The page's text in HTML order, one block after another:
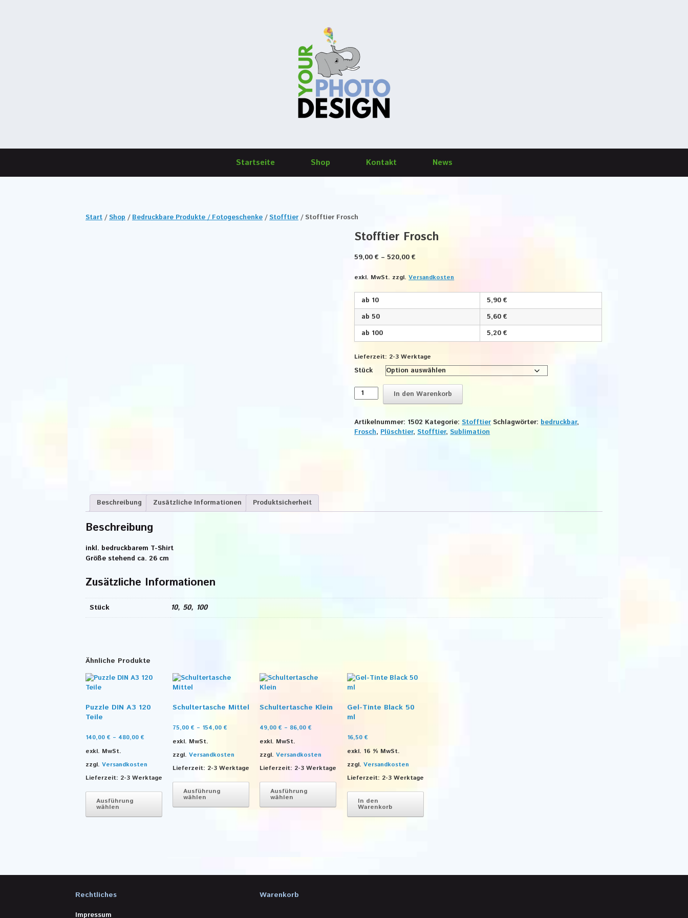
Startseite Shop Kontakt News
Start /Shop /Bedruckbare Produkte / Fotogeschenke /Stofftier / Stofftier Frosch
Stofftier Frosch
59,00€ –520,00€
exkl. MwSt. zzgl.Versandkosten
ab 10
5,90 €
ab 50
5,60 €
ab 100
5,20 €
Lieferzeit: 2-3 Werktage
Stück
Stofftier
Frosch
In den Warenkorb
Artikelnummer: 1502 Kategorie: Stofftier Schlagwörter: bedruckbar,
Frosch, Plüschtier, Stofftier, Sublimation
Beschreibung Zusätzliche Informationen Produktsicherheit
Beschreibung
inkl. bedruckbarem T-Shirt
Größe stehend ca. 26 cm
Zusätzliche Informationen
Stück 10, 50, 100
Ähnliche Produkte
Puzzle DIN A3 120
Teile
140,00 € – 480,00 €
exkl. MwSt.
zzgl. Versandkosten
Lieferzeit: 2-3 Werktage
Ausführung
wählen
Dieses
Produkt
weist
mehrere
auf
Schultertasche Mittel
75,00€ – 154,00€
exkl. MwSt.
zzgl.Versandkosten
Lieferzeit: 2-3 Werktage
Ausführung
wählen
Dieses
Produkt
mehrere
der
gewählt
Schultertasche Klein
49,00€ – 86,00€
exkl. MwSt.
zzgl.Versandkosten
Lieferzeit: 2-3 Werktage
Ausführung
wählen
Dieses
Produkt
mehrere
Varianten
der
Gel-Tinte Black 50
ml
16,50 €
exkl. 16 % MwSt.
zzgl. Versandkosten
Lieferzeit: 2-3 Werktage
In den
Warenkorb
Rechtliches
Impressum
Warenkorb